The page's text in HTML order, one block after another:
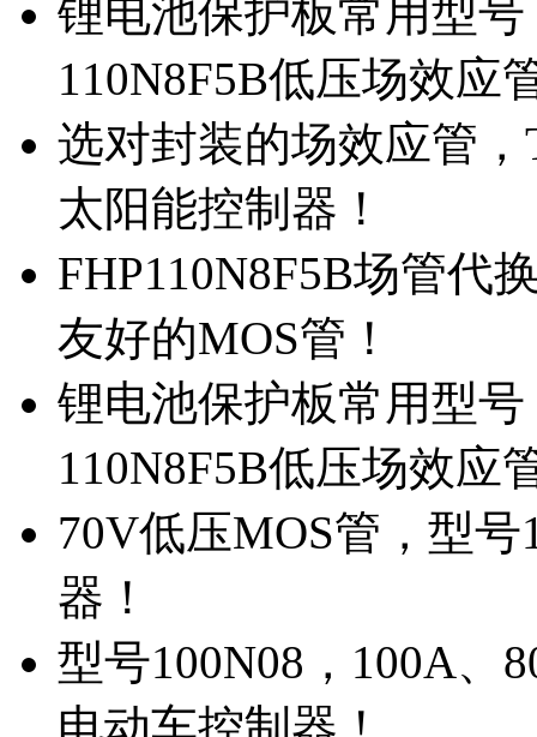
锂电池保护板常用型
110N8F5B低压场效应
选对封装的场效应管
太阳能控制器！
FHP110N8F5B场管代
友好的MOS管！
锂电池保护板常用型
110N8F5B低压场效应
70V低压MOS管，型
器！
型号100N08，100A、